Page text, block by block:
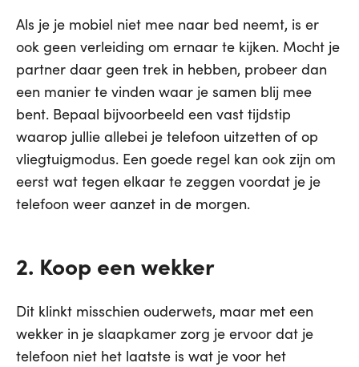
Als je je mobiel niet mee naar bed neemt, is er
ook geen verleiding om ernaar te kijken. Mocht je
partner daar geen trek in hebben, probeer dan
een manier te vinden waar je samen blij mee
bent. Bepaal bijvoorbeeld een vast tijdstip
waarop jullie allebei je telefoon uitzetten of op
vliegtuigmodus. Een goede regel kan ook zijn om
eerst wat tegen elkaar te zeggen voordat je je
telefoon weer aanzet in de morgen.
2. Koop een wekker
Dit klinkt misschien ouderwets, maar met een
wekker in je slaapkamer zorg je ervoor dat je
telefoon niet het laatste is wat je voor het